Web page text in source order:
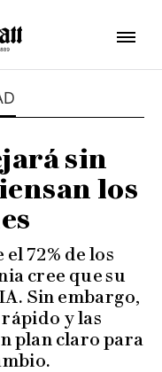
sin
los
72% de los
cree que su
Sin embargo,
y las
plan claro para